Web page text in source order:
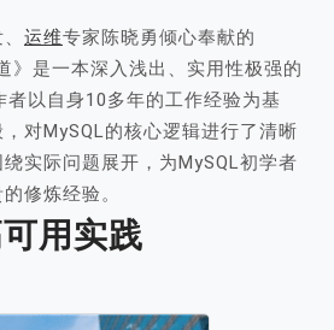
运维专家陈晓勇倾心奉献的
》是一本深入浅出、实用性极强的
者以自身10多年的工作经验为基
对MySQL的核心逻辑进行了清晰
实际问题展开，为MySQL初学者
修炼经验。
用实践